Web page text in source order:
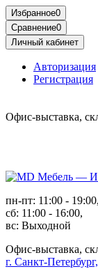
Избранное0
Сравнение0
Личный кабинет
Авторизация
Регистрация
Офис-выставка,
пн-пт: 11:00 - 19:00,
сб: 11:00 - 16:00,
вс: Выходной
Офис-выставка,
г. Санкт-